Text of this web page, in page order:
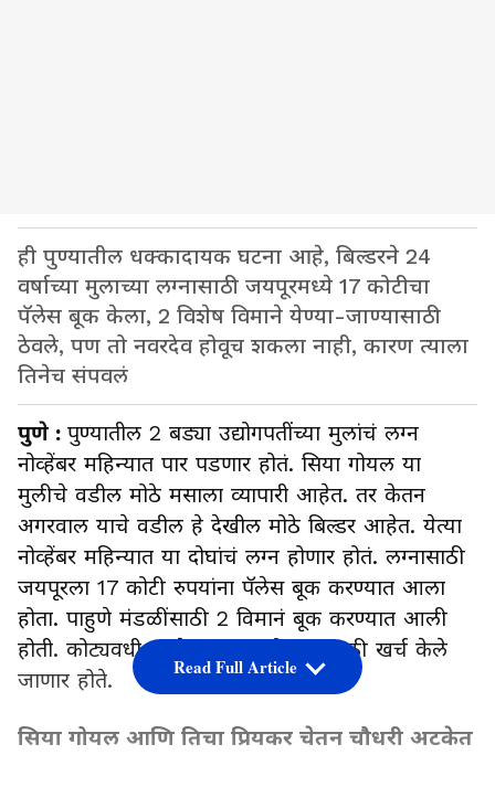
ही पुण्यातील धक्कादायक घटना आहे, बिल्डरने 24
वर्षाच्या मुलाच्या लग्नासाठी जयपूरमध्ये 17 कोटीचा
पॅलेस बूक केला, 2 विशेष विमाने येण्या-जाण्यासाठी
ठेवले, पण तो नवरदेव होवूच शकला नाही, कारण त्याला
तिनेच संपवलं
पुणे : पुण्यातील 2 बड्या उद्योगपतींच्या मुलांचं लग्न
नोव्हेंबर महिन्यात पार पडणार होतं. सिया गोयल या
मुलीचे वडील मोठे मसाला व्यापारी आहेत. तर केतन
अगरवाल याचे वडील हे देखील मोठे बिल्डर आहेत. येत्या
नोव्हेंबर महिन्यात या दोघांचं लग्न होणार होतं. लग्नासाठी
जयपूरला 17 कोटी रुपयांना पॅलेस बूक करण्यात आला
होता. पाहुणे मंडळींसाठी 2 विमानं बूक करण्यात आली
होती. कोट्यवधी रुपये या लग्न सोहळ्यासाठी खर्च केले
जाणार होते.
सिया गोयल आणि तिचा प्रियकर चेतन चौधरी अटकेत
Read Full Article